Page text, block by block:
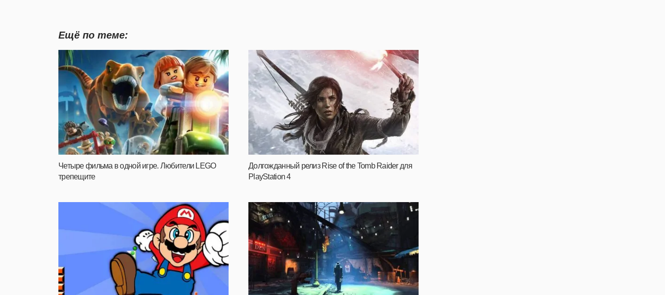
Ещё по теме:
Четыре фильма в одной игре. Любители LEGO
трепещите
Долгожданный релиз Rise of the Tomb Raider для
PlayStation 4